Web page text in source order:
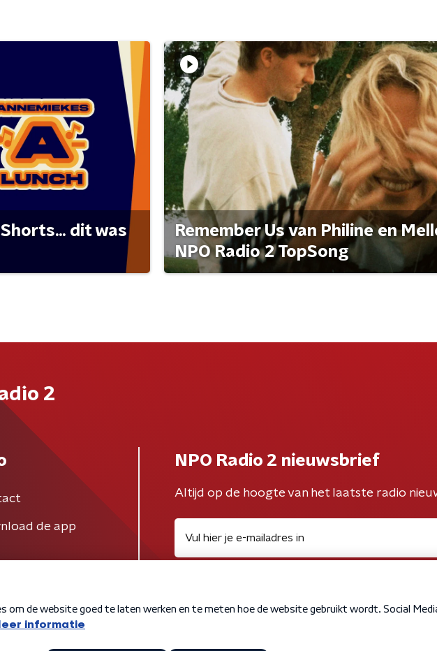
dit was
Remember Us van Philine en
NPO Radio 2 TopSong
2
de app
NPO Radio 2 nieuwsbrief
Altijd op de hoogte van het laatste radio